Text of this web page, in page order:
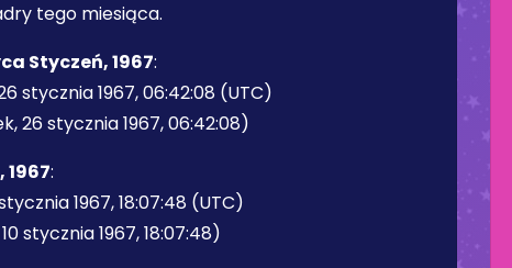
tego miesiąca.
Styczeń, 1967:
stycznia 1967, 06:42:08 (UTC)
26 stycznia 1967, 06:42:08)
1967:
1967, 18:07:48 (UTC)
stycznia 1967, 18:07:48)